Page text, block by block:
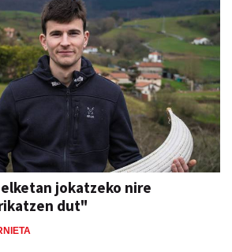
jokatzeko nire
dut"